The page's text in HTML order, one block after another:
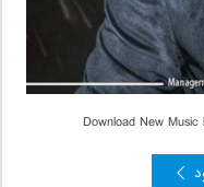
Download New Music